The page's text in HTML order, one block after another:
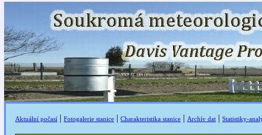
Aktuální počasí | Fotogalerie stanice | Charakteristika stanice | Archív dat | Statistiky-